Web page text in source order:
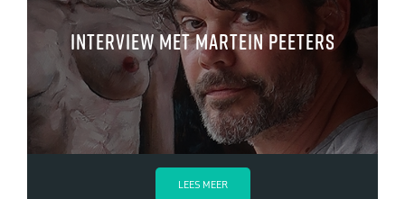
Interview met Martein Peeters
LEES MEER